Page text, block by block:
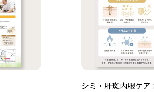
シミ・肝斑内服ケア